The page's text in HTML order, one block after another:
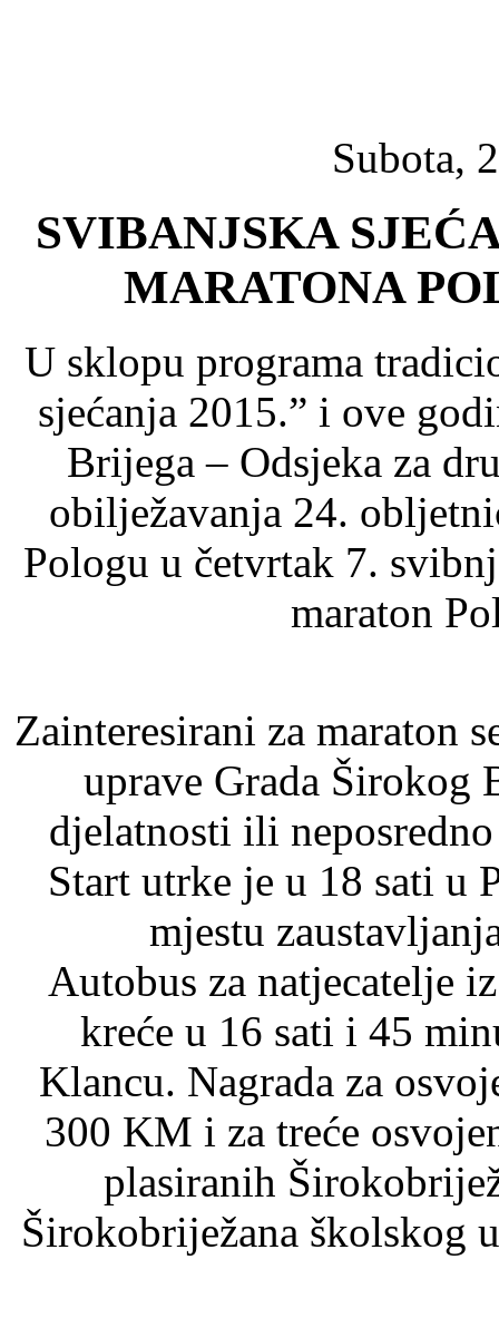
Subota,
SVIBANJSKA
MARATONA
U sklopu programa
sjećanja 2015.” i ove
Brijega – Odsjeka za
obilježavanja 24.
Pologu u četvrtak 7.
maraton
Zainteresirani za maraton
uprave Grada Širokog
djelatnosti ili
Start utrke je u 18 sati u
mjestu
Autobus za natjecatelje
kreće u 16 sati i 45
Klancu. Nagrada za
300 KM i za treće
plasiranih
Širokobriježana školskog